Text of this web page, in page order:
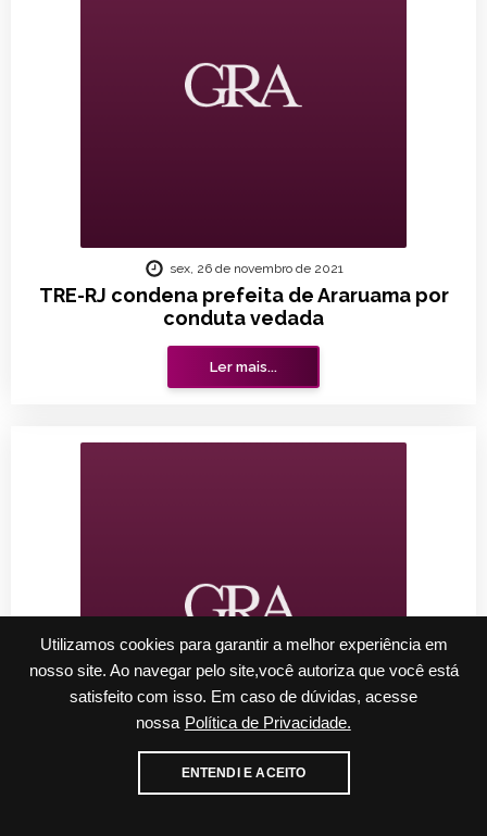
Utilizamos cookies para garantir a melhor experiência em
nosso site. Ao navegar pelo site,você autoriza que você está
satisfeito com isso. Em caso de dúvidas, acesse
nossa Política de Privacidade.
ENTENDI E ACEITO
TRE-RJ condena prefeita de Araruama por
conduta vedada
sex, 26 de novembro de 2021
Ler mais...
sex, 26 de novembro de 2021
Cadastre-se para receber nossos informativos
E-mail WhatsApp